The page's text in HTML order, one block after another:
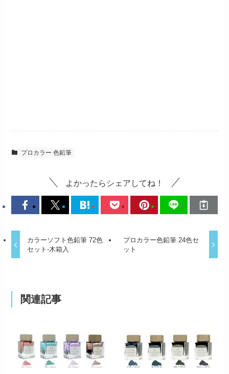
プロカラー 色鉛筆
よかったらシェアしてね！
カラーソフト色鉛筆 72色
セット-木箱入
プロカラー色鉛筆 24色セ
ット
関連記事